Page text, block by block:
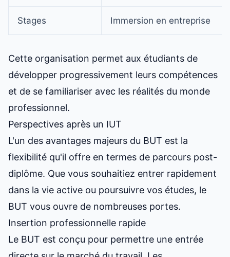
Stages Immersion en entreprise
Cette organisation permet aux étudiants de
développer progressivement leurs compétences
et de se familiariser avec les réalités du monde
professionnel.
Perspectives après un IUT
L'un des avantages majeurs du BUT est la
flexibilité qu'il offre en termes de parcours post-
diplôme. Que vous souhaitiez entrer rapidement
dans la vie active ou poursuivre vos études, le
BUT vous ouvre de nombreuses portes.
Insertion professionnelle rapide
Le BUT est conçu pour permettre une entrée